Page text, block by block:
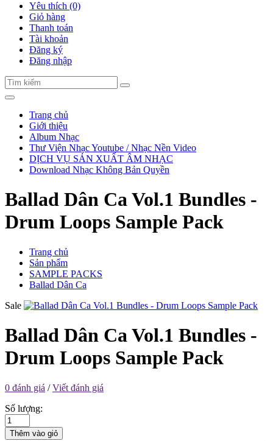
Yêu thích (0)
Giỏ hàng
Thanh toán
Tài khoản
Đăng ký
Đăng nhập
Trang chủ
Giới thiệu
Album Nhạc
Thư Viện Nhạc Youtube / Nhạc Nền Video
DỊCH VỤ SẢN XUẤT ÂM NHẠC
Download Nhạc Không Bản Quyền
Ballad Dân Ca Vol.1 Bundles -
Drum Loops Sample Pack
Trang chủ
Sản phẩm
SAMPLE PACKS
Ballad Dân Ca
Sale
Ballad Dân Ca Vol.1 Bundles -
Drum Loops Sample Pack
0 đánh giá /Viết đánh giá
Số lượng:
Thêm vào giỏ